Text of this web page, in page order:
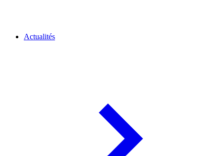
Actualités